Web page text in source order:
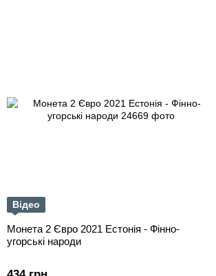
Відео
Монета 2 Євро 2021 Естонія - Фінно-
угорські народи